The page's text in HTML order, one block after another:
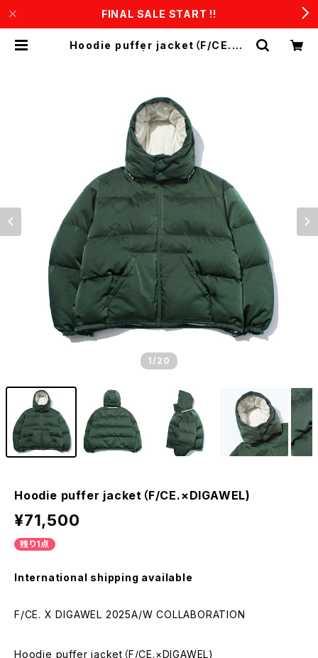
FINAL SALE START !!
Hoodie puffer jacket（F/CE.×D
1 /20
Hoodie puffer jacket（F/CE.×DIGAWEL)
¥71,500
残り1点
International shipping available
F/CE. X DIGAWEL 2025A/W COLLABORATION
Hoodie puffer jacket（F/CE.×DIGAWEL)